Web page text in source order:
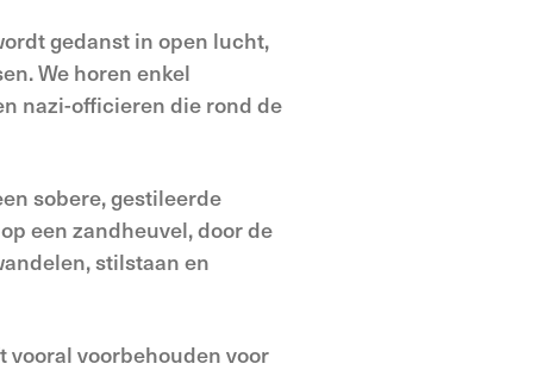
gedanst in open lucht,
We horen enkel
nazi-officieren die rond de
sobere, gestileerde
een zandheuvel, door de
stilstaan en
voorbehouden voor